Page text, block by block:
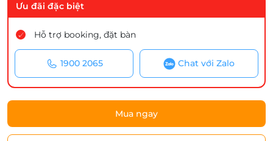
Ưu đãi đặc biệt
Hỗ trợ booking, đặt bàn
1900 2065 Chat với Zalo
Mua ngay